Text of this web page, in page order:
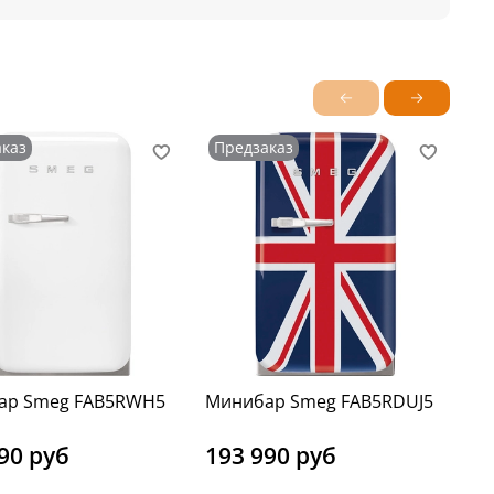
Smeg FAB5RWH5
руб
Предзаказ
Минибар Smeg FAB5RDUJ5
193 990 руб